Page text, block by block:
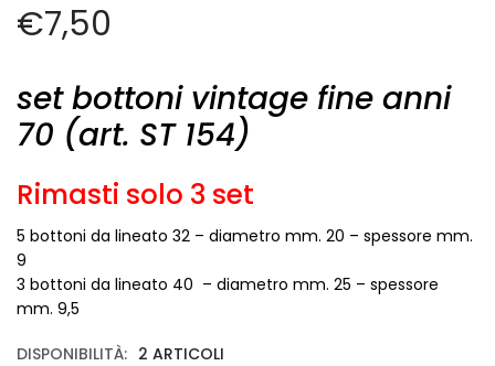
Minuterie (58)
Prodotti per la sartoria (34)
Ricamo (119)
Canovacci Completi di Filati e Ago (24)
Set di Bottoni Vintage (77)
Swarovski (2)
Vintage (165)
€7,50
set bottoni vintage fine anni
70 (art. ST 154)
Rimasti solo 3 set
5 bottoni da lineato 32 – diametro mm. 20 – spessore mm.
9
3 bottoni da lineato 40 – diametro mm. 25 – spessore
mm. 9,5
DISPONIBILITÀ: 2 ARTICOLI